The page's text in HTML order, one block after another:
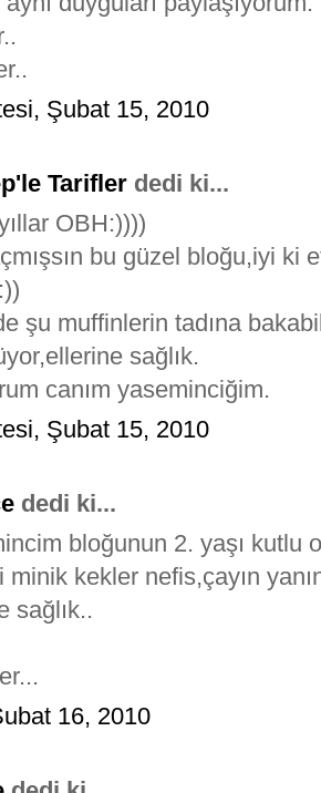
Şubat 15, 2010
Tarifler dedi ki...
OBH:))))
bu güzel bloğu,iyi ki
şu muffinlerin tadına
sağlık.
canım yaseminciğim.
Şubat 15, 2010
dedi ki...
bloğunun 2. yaşı kutlu
minik kekler nefis,çayın
sağlık..
16, 2010